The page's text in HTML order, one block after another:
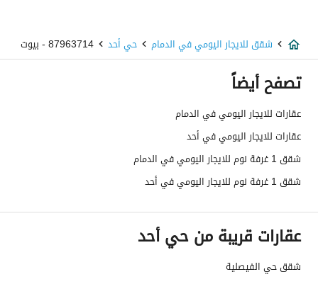
شقق للايجار اليومي في الدمام حي أحد 87963714 - بيوت
تصفح أيضاً
عقارات للايجار اليومي في الدمام
عقارات للايجار اليومي في أحد
شقق 1 غرفة نوم للايجار اليومي في الدمام
شقق 1 غرفة نوم للايجار اليومي في أحد
عقارات قريبة من حي أحد
شقق حي الفيصلية